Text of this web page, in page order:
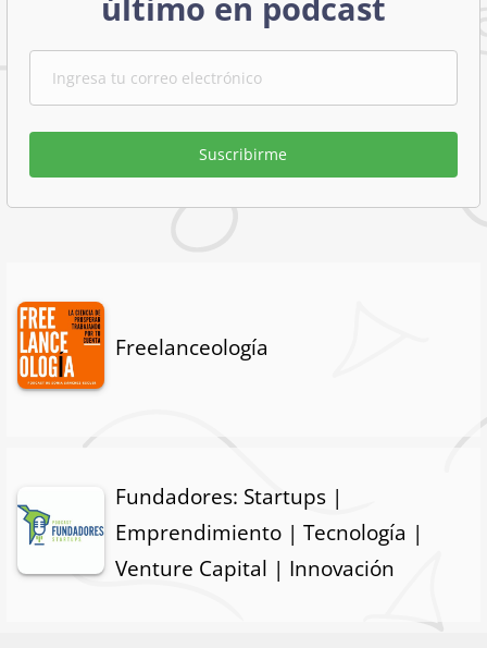
Suscribirme
Freelanceología
Fundadores: Startups |
Emprendimiento | Tecnología |
Venture Capital | Innovación